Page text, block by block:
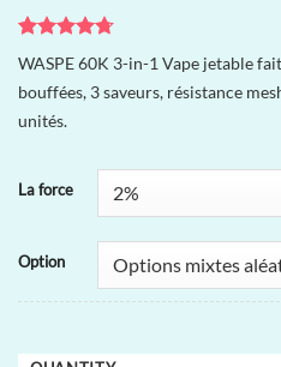
Noté4.71
sur 5 basé
sur
7
notations
client
WASPE 60K 3-in-1 Vape jetable
bouffées, 3 saveurs, résistance
unités.
La force
Option